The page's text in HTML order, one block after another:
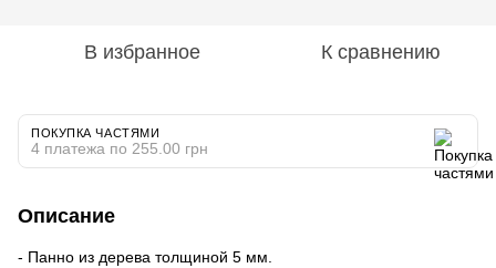
В избранное К сравнению
ПОКУПКА ЧАСТЯМИ
4 платежа по 255.00 грн
Описание
- Панно из дерева толщиной 5 мм.